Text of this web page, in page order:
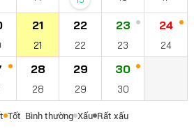
21
21
22
22
23
23
24
24
28
28
29
29
30
30
Tốt Bình thường Xấu Rất xấu